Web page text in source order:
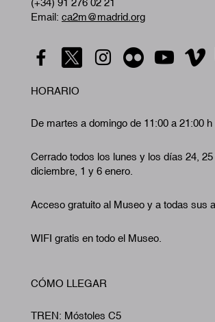
(+34) 91 276 02 21
Email: ca2m@madrid.org
HORARIO
De martes a domingo de 11:00 a 21:00 h
Cerrado todos los lunes y los días 24,
diciembre, 1 y 6 enero.
Acceso gratuito al Museo y a todas sus
WIFI gratis en todo el Museo.
CÓMO LLEGAR
TREN: Móstoles C5